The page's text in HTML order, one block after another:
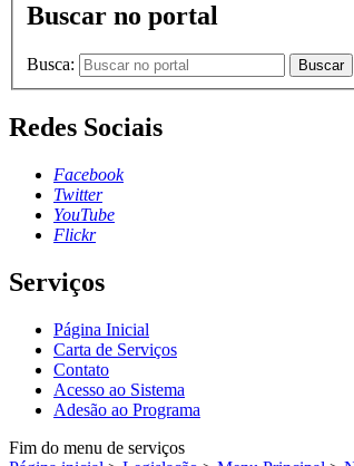
Buscar no portal
Busca: Buscar
Redes Sociais
Facebook
Twitter
YouTube
Flickr
Serviços
Página Inicial
Carta de Serviços
Contato
Acesso ao Sistema
Adesão ao Programa
Fim do menu de serviços